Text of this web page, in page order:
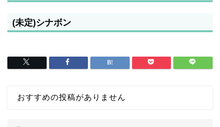
(未定)シナボン
おすすめの投稿がありません